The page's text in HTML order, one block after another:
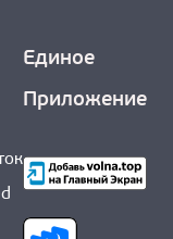
Единое
Приложение